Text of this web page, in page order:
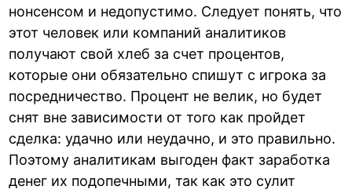
нонсенсом и недопустимо. Следует понять, что
этот человек или компаний аналитиков
получают свой хлеб за счет процентов,
которые они обязательно спишут с игрока за
посредничество. Процент не велик, но будет
снят вне зависимости от того как пройдет
сделка: удачно или неудачно, и это правильно.
Поэтому аналитикам выгоден факт заработка
денег их подопечными, так как это сулит